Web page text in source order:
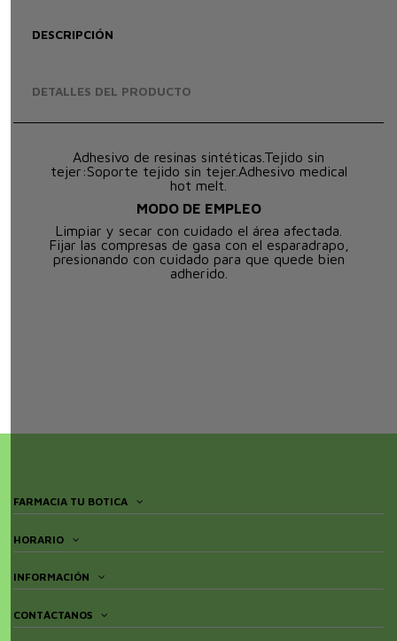
DESCRIPCIÓN
DETALLES DEL PRODUCTO
Adhesivo de resinas sintéticas.Tejido sin
tejer:Soporte tejido sin tejer.Adhesivo medical
hot melt.
MODO DE EMPLEO
Limpiar y secar con cuidado el área afectada.
Fijar las compresas de gasa con el esparadrapo,
presionando con cuidado para que quede bien
adherido.
FARMACIA TU BOTICA
HORARIO
INFORMACIÓN
CONTÁCTANOS